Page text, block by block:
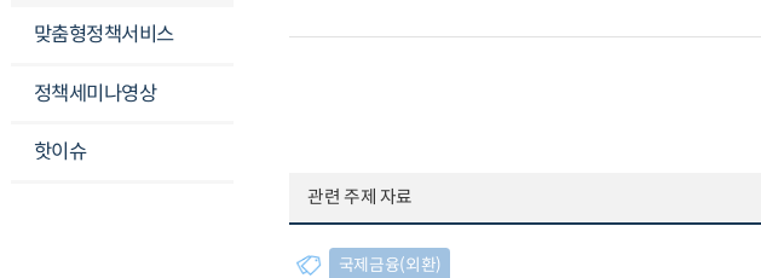
맞춤형정책서비스
정책세미나영상
핫이슈
관련 주제 자료
국제금융(외환)